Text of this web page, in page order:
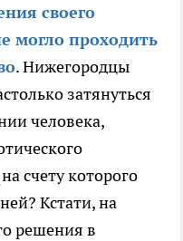
своего
могло проходить
. Нижегородцы
затянуться
человека,
счету которого
Кстати, на
решения в